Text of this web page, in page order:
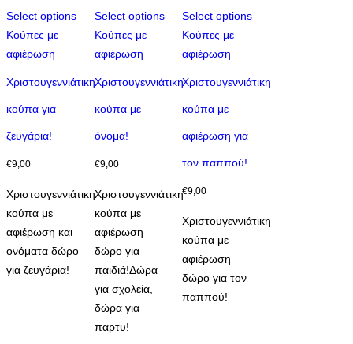
Select options
Κούπες με
αφιέρωση
Χριστουγεννιάτικη
κούπα για
ζευγάρια!
€9,00
Χριστουγεννιάτικη
κούπα με
αφιέρωση και
ονόματα δώρο
για ζευγάρια!
Select options
Κούπες με
αφιέρωση
Χριστουγεννιάτικη
κούπα με
όνομα!
€9,00
Χριστουγεννιάτικη
κούπα με
αφιέρωση
δώρο για
παιδιά!Δώρα
για σχολεία,
δώρα για
παρτυ!
Select options
Κούπες με
αφιέρωση
Χριστουγεννιάτικη
κούπα με
αφιέρωση για
τον παππού!
€9,00
Χριστουγεννιάτικη
κούπα με
αφιέρωση
δώρο για τον
παππού!